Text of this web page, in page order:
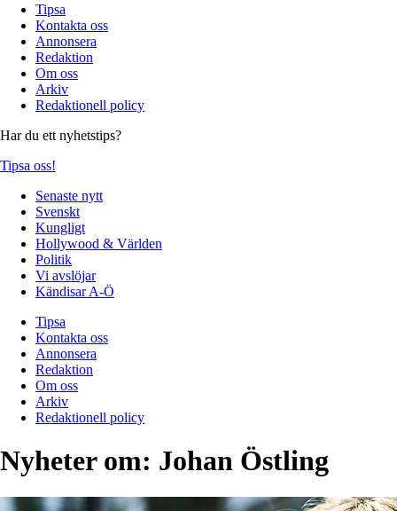
Tipsa
Kontakta oss
Annonsera
Redaktion
Om oss
Arkiv
Redaktionell policy
Har du ett nyhetstips?
Tipsa oss!
Senaste nytt
Svenskt
Kungligt
Hollywood & Världen
Politik
Vi avslöjar
Kändisar A-Ö
Tipsa
Kontakta oss
Annonsera
Redaktion
Om oss
Arkiv
Redaktionell policy
Nyheter om: Johan Östling